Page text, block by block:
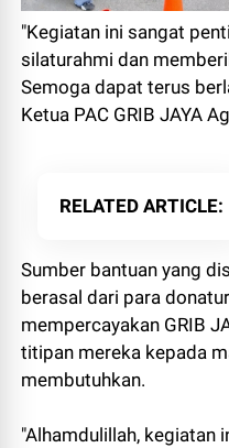
"Kegiatan ini sangat
silaturahmi dan
Semoga dapat terus
Ketua PAC GRIB JAYA
RELATED ARTICLE
Sumber bantuan yang
berasal dari para
mempercayakan GRIB
titipan mereka kepada
membutuhkan.
"Alhamdulillah, kegiatan